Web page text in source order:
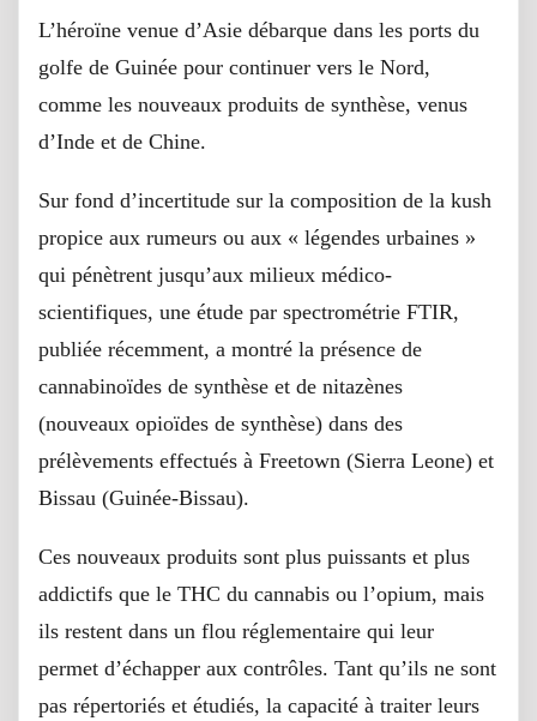
L’héroïne venue d’Asie débarque dans les ports du
golfe de Guinée pour continuer vers le Nord,
comme les nouveaux produits de synthèse, venus
d’Inde et de Chine.
Sur fond d’incertitude sur la composition de la kush
propice aux rumeurs ou aux « légendes urbaines »
qui pénètrent jusqu’aux milieux médico-
scientifiques, une étude par spectrométrie FTIR,
publiée récemment, a montré la présence de
cannabinoïdes de synthèse et de nitazènes
(nouveaux opioïdes de synthèse) dans des
prélèvements effectués à Freetown (Sierra Leone) et
Bissau (Guinée-Bissau).
Ces nouveaux produits sont plus puissants et plus
addictifs que le THC du cannabis ou l’opium, mais
ils restent dans un flou réglementaire qui leur
permet d’échapper aux contrôles. Tant qu’ils ne sont
pas répertoriés et étudiés, la capacité à traiter leurs